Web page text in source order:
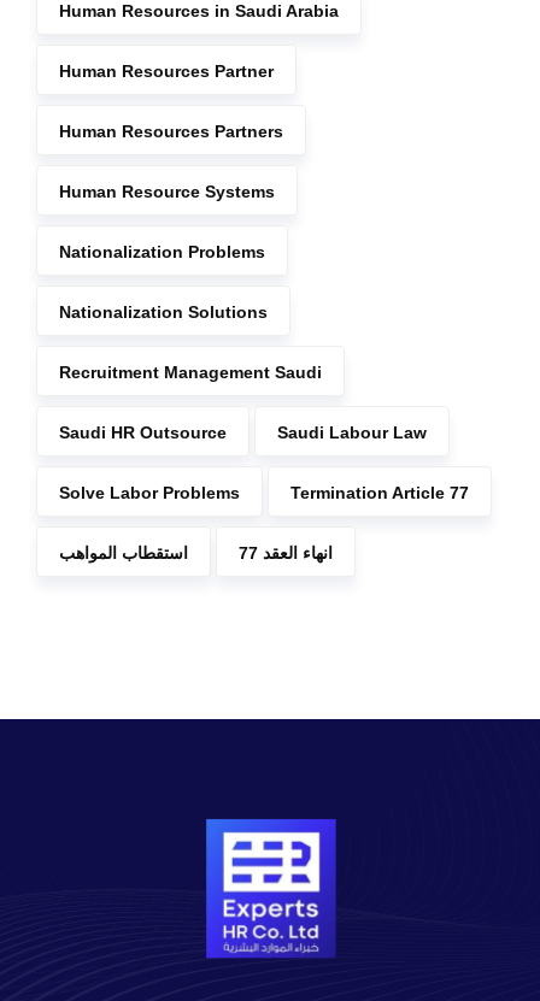
Human Resources in Saudi Arabia
Human Resources Partner
Human Resources Partners
Human Resource Systems
Nationalization Problems
Nationalization Solutions
Recruitment Management Saudi
Saudi HR Outsource Saudi Labour Law
Solve Labor Problems Termination Article 77
استقطاب المواهب انهاء العقد 77